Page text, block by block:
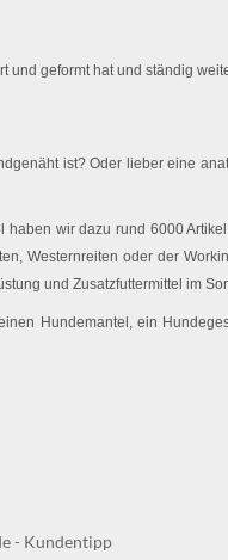
und geformt hat und ständig
ist? Oder lieber eine
wir dazu rund 6000
Westernreiten oder der
und Zusatzfuttermittel im
Hundemantel, ein